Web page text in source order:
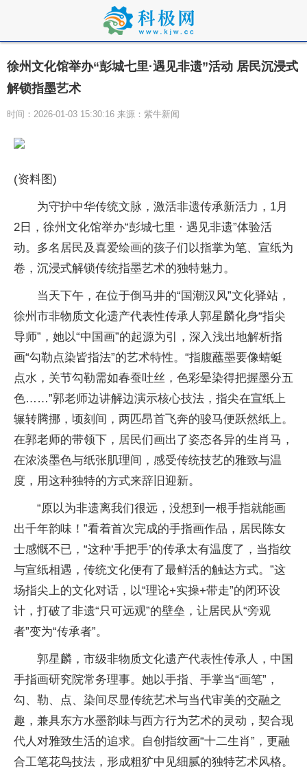
徐州文化馆举办“彭城七里·遇见非遗”活动 居民沉浸式
解锁指墨艺术
时间：2026-01-03 15:30:16 来源：紫牛新闻
(资料图)
为守护中华传统文脉，激活非遗传承新活力，1月
2日，徐州文化馆举办“彭城七里 · 遇见非遗”体验活
动。多名居民及喜爱绘画的孩子们以指掌为笔、宣纸为
卷，沉浸式解锁传统指墨艺术的独特魅力。
当天下午，在位于倒马井的“国潮汉风”文化驿站，
徐州市非物质文化遗产代表性传承人郭星麟化身“指尖
导师”，她以“中国画”的起源为引，深入浅出地解析指
画“勾勒点染皆指法”的艺术特性。“指腹蘸墨要像蜻蜓
点水，关节勾勒需如春蚕吐丝，色彩晕染得把握墨分五
色……”郭老师边讲解边演示核心技法，指尖在宣纸上
辗转腾挪，顷刻间，两匹昂首飞奔的骏马便跃然纸上。
在郭老师的带领下，居民们画出了姿态各异的生肖马，
在浓淡墨色与纸张肌理间，感受传统技艺的雅致与温
度，用这种独特的方式来辞旧迎新。
“原以为非遗离我们很远，没想到一根手指就能画
出千年韵味！”看着首次完成的手指画作品，居民陈女
士感慨不已，“这种‘手把手’的传承太有温度了，当指纹
与宣纸相遇，传统文化便有了最鲜活的触达方式。”这
场指尖上的文化对话，以“理论+实操+带走”的闭环设
计，打破了非遗“只可远观”的壁垒，让居民从“旁观
者”变为“传承者”。
郭星麟，市级非物质文化遗产代表性传承人，中国
手指画研究院常务理事。她以手指、手掌当“画笔”，
勾、勒、点、染间尽显传统艺术与当代审美的交融之
趣，兼具东方水墨韵味与西方行为艺术的灵动，契合现
代人对雅致生活的追求。自创指纹画“十二生肖”，更融
合工笔花鸟技法，形成粗犷中见细腻的独特艺术风格。